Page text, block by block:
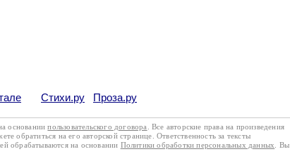
Стихи.ру Проза.ру
основаниипользовательского договора
. Все авторские права на произведения
обратиться на его авторской странице. Ответственность за тексты
обрабатываются на основании Политики обработки персональных данных
. Вы